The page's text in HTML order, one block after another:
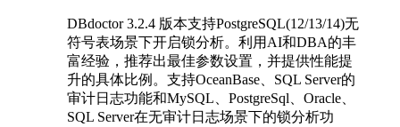
DBdoctor 3.2.4 版本支持PostgreSQL(12/13/14)无
符号表场景下开启锁分析。利用AI和DBA的丰
富经验，推荐出最佳参数设置，并提供性能提
升的具体比例。支持OceanBase、SQL Server的
审计日志功能和MySQL、PostgreSql、Oracle、
SQL Server在无审计日志场景下的锁分析功